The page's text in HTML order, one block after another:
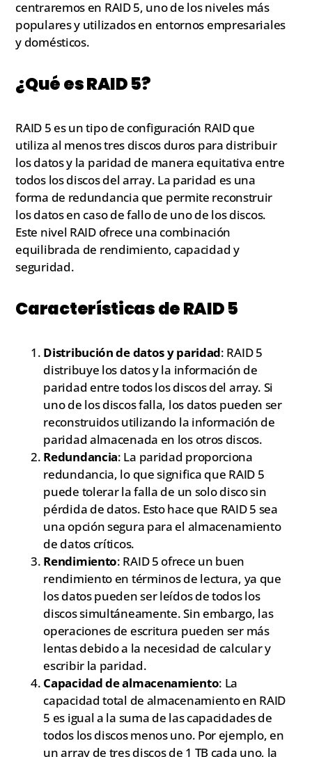
centraremos en RAID 5, uno de los niveles más
populares y utilizados en entornos empresariales
y domésticos.
¿Qué es RAID 5?
RAID 5 es un tipo de configuración RAID que
utiliza al menos tres discos duros para distribuir
los datos y la paridad de manera equitativa entre
todos los discos del array. La paridad es una
forma de redundancia que permite reconstruir
los datos en caso de fallo de uno de los discos.
Este nivel RAID ofrece una combinación
equilibrada de rendimiento, capacidad y
seguridad.
Características de RAID 5
Distribución de datos y paridad: RAID 5
distribuye los datos y la información de
paridad entre todos los discos del array. Si
uno de los discos falla, los datos pueden ser
reconstruidos utilizando la información de
paridad almacenada en los otros discos.
Redundancia: La paridad proporciona
redundancia, lo que significa que RAID 5
puede tolerar la falla de un solo disco sin
pérdida de datos. Esto hace que RAID 5 sea
una opción segura para el almacenamiento
de datos críticos.
Rendimiento: RAID 5 ofrece un buen
rendimiento en términos de lectura, ya que
los datos pueden ser leídos de todos los
discos simultáneamente. Sin embargo, las
operaciones de escritura pueden ser más
lentas debido a la necesidad de calcular y
escribir la paridad.
Capacidad de almacenamiento: La
capacidad total de almacenamiento en RAID
5 es igual a la suma de las capacidades de
todos los discos menos uno. Por ejemplo, en
un array de tres discos de 1 TB cada uno, la